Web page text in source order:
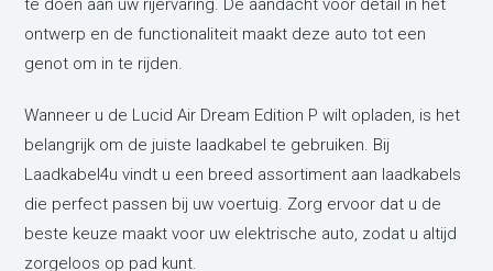
te doen aan uw rijervaring. De aandacht voor detail in het
ontwerp en de functionaliteit maakt deze auto tot een
genot om in te rijden.
Wanneer u de Lucid Air Dream Edition P wilt opladen, is het
belangrijk om de juiste laadkabel te gebruiken. Bij
Laadkabel4u vindt u een breed assortiment aan laadkabels
die perfect passen bij uw voertuig. Zorg ervoor dat u de
beste keuze maakt voor uw elektrische auto, zodat u altijd
zorgeloos op pad kunt.